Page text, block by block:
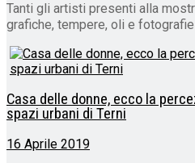
Tanti gli artisti presenti alla
grafiche, tempere, oli e
Casa delle donne, ecco la
spazi urbani di Terni
16 Aprile 2019